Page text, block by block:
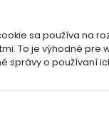
sa používa na
To je výhodné pre
správy o používaní